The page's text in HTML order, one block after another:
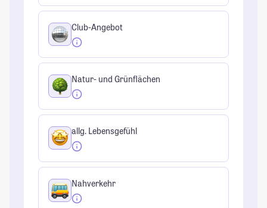
Club-Angebot
Natur- und Grünflächen
allg. Lebensgefühl
Nahverkehr